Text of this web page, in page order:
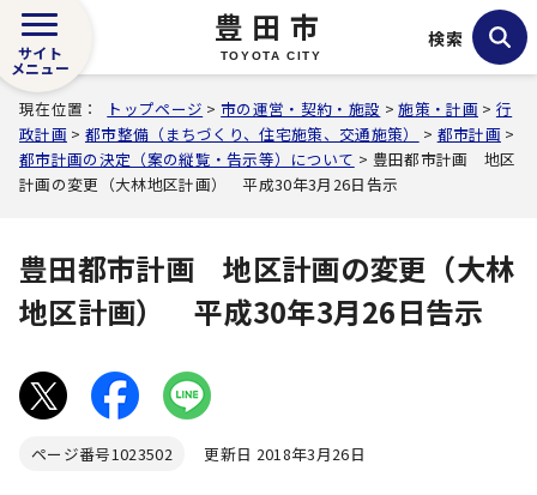
豊田市
TOYOTA CITY
サイト
メニュー
検索
現在位置： トップページ >市の運営・契約・施設 >施策・計画> 行
政計画> 都市整備（まちづくり、住宅施策、交通施策） > 都市計画>
都市計画の決定（案の縦覧・告示等）について > 豊田都市計画 地区
計画の変更（大林地区計画） 平成30年3月26日告示
豊田都市計画 地区計画の変更（大林
地区計画） 平成30年3月26日告示
ページ番号1023502 更新日 2018年3月26日